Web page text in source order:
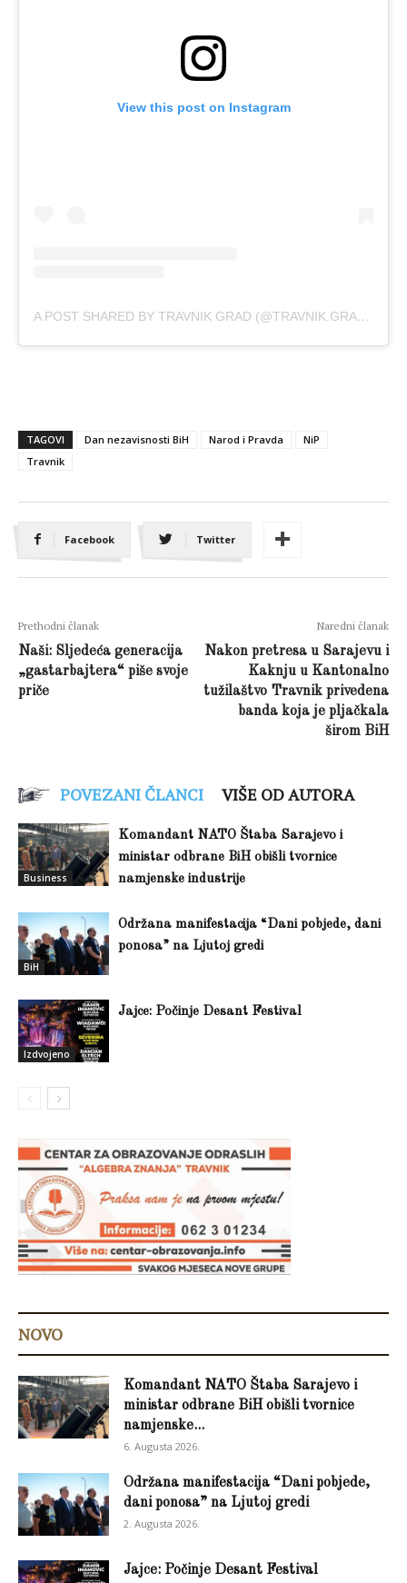
View this post on Instagram
A POST SHARED BY TRAVNIK GRAD (@TRAVNIK.GRAD.INFO)
TAGOVI Dan nezavisnosti BiH Narod i Pravda
NiP
Travnik
Facebook Twitter
Prethodni članak
Naši: Sljedeća generacija
„gastarbajtera“ piše svoje
priče
Naredni članak
Nakon pretresa u Sarajevu i
Kaknju u Kantonalno
tužilaštvo Travnik privedena
banda koja je pljačkala
širom BiH
POVEZANI ČLANCI VIŠE OD AUTORA
Business
Komandant NATO Štaba Sarajevo i
ministar odbrane BiH obišli tvornice
namjenske industrije
BiH
Održana manifestacija “Dani pobjede, dani
ponosa” na Ljutoj gredi
Izdvojeno
Jajce: Počinje Desant Festival
NOVO
Komandant NATO Štaba Sarajevo i
ministar odbrane BiH obišli tvornice
namjenske...
6. Augusta 2026.
Održana manifestacija “Dani pobjede,
dani ponosa” na Ljutoj gredi
2. Augusta 2026.
Jajce: Počinje Desant Festival